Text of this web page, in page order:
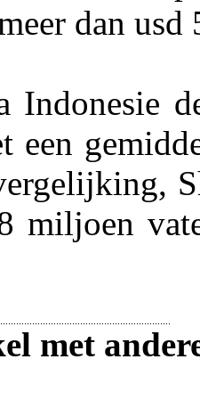
dan usd
Indonesie
een
miljoen
met